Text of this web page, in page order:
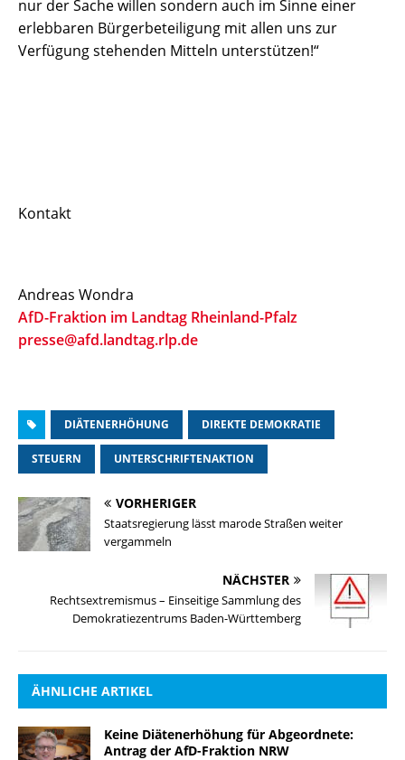
nur der Sache willen sondern auch im Sinne einer
erlebbaren Bürgerbeteiligung mit allen uns zur
Verfügung stehenden Mitteln unterstützen!“
Kontakt
Andreas Wondra
AfD-Fraktion im Landtag Rheinland-Pfalz
presse@afd.landtag.rlp.de
DIÄTENERHÖHUNG DIREKTE DEMOKRATIE
STEUERN UNTERSCHRIFTENAKTION
VORHERIGER
Staatsregierung lässt marode Straßen weiter
vergammeln
NÄCHSTER
Rechtsextremismus – Einseitige Sammlung des
Demokratiezentrums Baden-Württemberg
ÄHNLICHE ARTIKEL
Keine Diätenerhöhung für Abgeordnete:
Antrag der AfD-Fraktion NRW